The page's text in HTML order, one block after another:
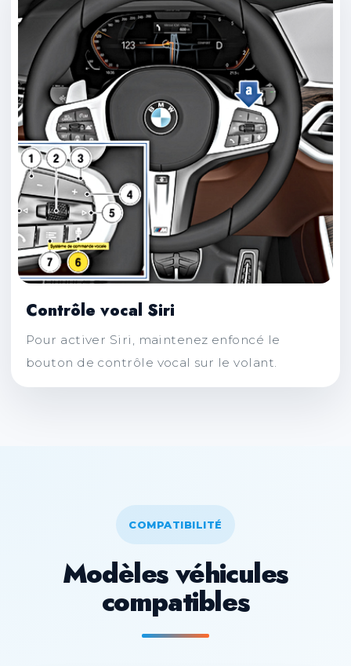
Contrôle vocal Siri
Pour activer Siri, maintenez enfoncé le
bouton de contrôle vocal sur le volant.
COMPATIBILITÉ
Modèles véhicules
compatibles